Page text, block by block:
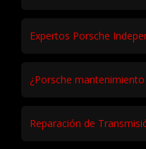
Expertos Porsche
¿Porsche
Reparación de